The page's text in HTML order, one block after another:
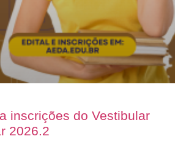
inscrições do Vestibular
2026.2